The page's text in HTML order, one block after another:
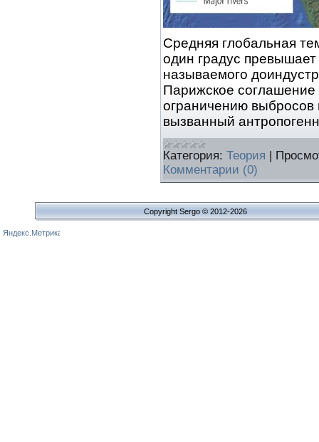
Средняя глобальная
один градус
называемого
Парижское соглашение
ограничению выбросов
вызванный
Категория: Теория
Комментарии (0)
Copyright Sergo © 2012-2026